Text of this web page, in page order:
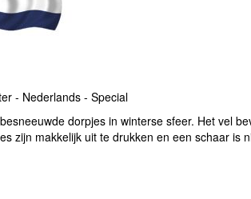
- Nederlands - Special
dorpjes in winterse sfeer. Het vel
zijn makkelijk uit te drukken en een schaar is